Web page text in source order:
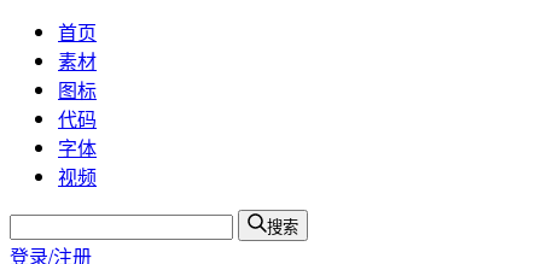
首页
素材
图标
代码
字体
视频
搜索
登录/注册